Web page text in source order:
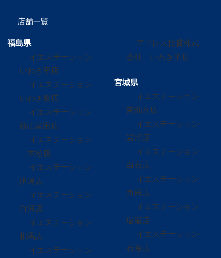
店舗一覧
福島県
イエステーション
いわき平店
イエステーション
いわき泉店
イエステーション
郡山富田店
イエステーション
二本松店
イエステーション
伊達店
イエステーション
白河店
イエステーション
相馬店
イエステーション
アドレス賃貸株式
会社 いわき平店
宮城県
イエステーション
南仙台店
イエステーション
岩沼店
イエステーション
白石店
イエステーション
角田店
イエステーション
塩竈店
イエステーション
石巻店